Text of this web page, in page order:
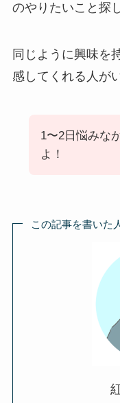
のやりたいこと探
同じように興味を
感してくれる人が
1〜2日悩みな
よ！
この記事を書いた